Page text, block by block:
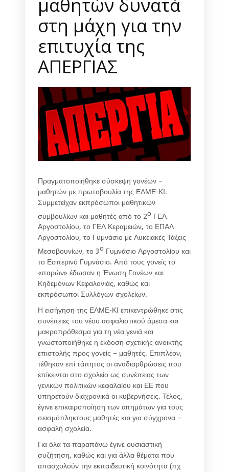
στη μάχη για την
επιτυχία της
ΑΠΕΡΓΙΑΣ
Πραγματοποιήθηκε σύσκεψη γονέων –
μαθητών με πρωτοβουλία της ΕΛΜΕ-ΚΙ.
Συμμετείχαν εκπρόσωποι μαθητικών
συμβουλίων και μαθητές από το 2ο ΓΕΛ
Αργοστολίου, το ΓΕΛ Κεραμειών, το ΕΠΑΛ
Αργοστολίου, το Γυμνάσιο με Λυκειακές Τάξεις
Μεσοβουνίων, το 3ο Γυμνάσιο Αργοστολίου και
το Εσπερινό Γυμνάσιο. Από τους γονείς το
«παρών» έδωσαν η Ένωση Γονέων και
Κηδεμόνων Κεφαλονιάς, καθώς και
εκπρόσωποι Συλλόγων σχολείων.
Η εισήγηση της ΕΛΜΕ-ΚΙ επικεντρώθηκε στις
συνέπειες του νέου ασφαλιστικού άμεσα και
μακροπρόθεσμα για τη νέα γενιά και
γνωστοποιήθηκε η έκδοση σχετικής ανοικτής
επιστολής προς γονείς – μαθητές. Επιπλέον,
τέθηκαν επί τάπητος οι αναδιαρθρώσεις που
επίκεινται στο σχολείο ως συνέπειας των
γενικών πολιτικών κεφαλαίου και ΕΕ που
υπηρετούν διαχρονικά οι κυβερνήσεις. Τέλος,
έγινε επικαιροποίηση των αιτημάτων για τους
σεισμόπληκτους μαθητές και για σύγχρονα –
ασφαλή σχολεία.
Για όλα τα παραπάνω έγινε ουσιαστική
συζήτηση, καθώς και για άλλα θέματα που
απασχολούν την εκπαιδευτική κοινότητα (πχ